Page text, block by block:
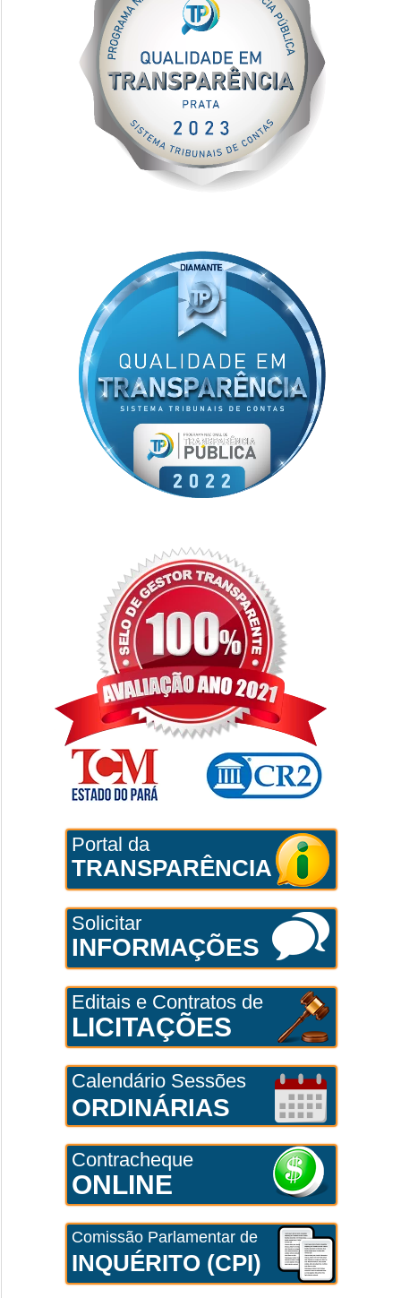
Portal da
TRANSPARÊNCIA
Solicitar
INFORMAÇÕES
Editais e Contratos de
LICITAÇÕES
Calendário Sessões
ORDINÁRIAS
Contracheque
ONLINE
Comissão Parlamentar de
INQUÉRITO (CPI)